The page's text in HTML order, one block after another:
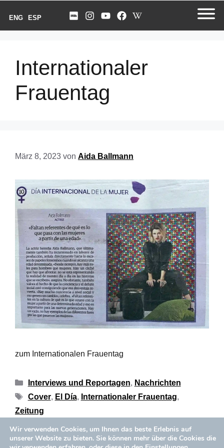
ENG ESP
Internationaler
Frauentag
März 8, 2023 von Aida Ballmann
zum Internationalen Frauentag
Interviews und Reportagen, Nachrichten
Cover, El Día, Internationaler Frauentag,
Zeitung
Schreibe einen Kommentar
Wir verwenden Cookies, um Ihnen das beste Erlebnis auf
unserer Website zu bieten. Sie können mehr über die Cookies die